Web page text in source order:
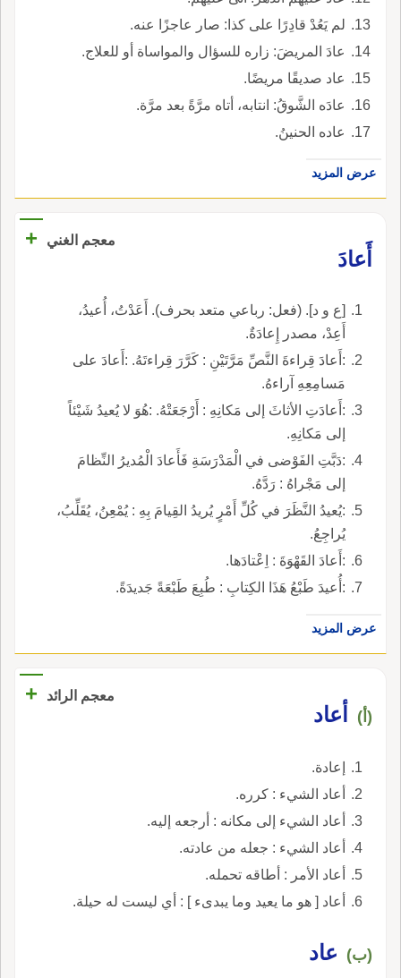
لم يَعُدْ قادِرًا على كذا: صار عاجزًا عنه.
عادَ المريضَ: زاره للسؤال والمواساة أو للعلاج.
عاد صديقًا مريضًا.
عادَه الشَّوقُ: انتابه، أتاه مرَّةً بعد مرَّة.
عاده الحنينُ.
عرض المزيد
معجم الغني
+
أَعادَ
[ع و د]. (فعل: رباعي متعد بحرف). أَعَدْتُ، أُعيدُ،
أَعِدْ، مصدر إِعادَةٌ.
:أَعادَ قِراءةَ النَّصِّ مَرَّتَيْنِ : كَرَّرَ قِراءتَهُ. :أَعادَ على
مَسامِعِهِ آراءهُ.
:أَعادَتِ الأثاثَ إلى مَكانِهِ : أَرْجَعَتْهُ. :هُوَ لا يُعيدُ شَيْئاً
إلى مَكانِهِ.
:دَبَّتِ الفَوْضى في الْمَدْرَسَةِ فَأَعادَ الْمُديرُ النِّظامَ
إلى مَجْراهُ : رَدَّهُ.
:يُعيدُ النَّظَرَ في كُلِّ أَمْرٍ يُريدُ القِيامَ بِهِ : يُمْعِنُ، يُقَلِّبُ،
يُراجِعُ.
:أَعادَ القَهْوَةَ : اِعْتادَها.
:أُعيدَ طَبْعُ هَذَا الكِتابِ : طُبِعَ طَبْعَةً جَديدَةً.
عرض المزيد
معجم الرائد +
(أ) أعاد
إعادة.
أعاد الشيء : كرره.
أعاد الشيء إلى مكانه : أرجعه إليه.
أعاد الشيء : جعله من عادته.
أعاد الأمر : أطاقه تحمله.
أعاد [ هو ما يعيد وما يبدىء ] : أي ليست له حيلة.
(ب) عاد